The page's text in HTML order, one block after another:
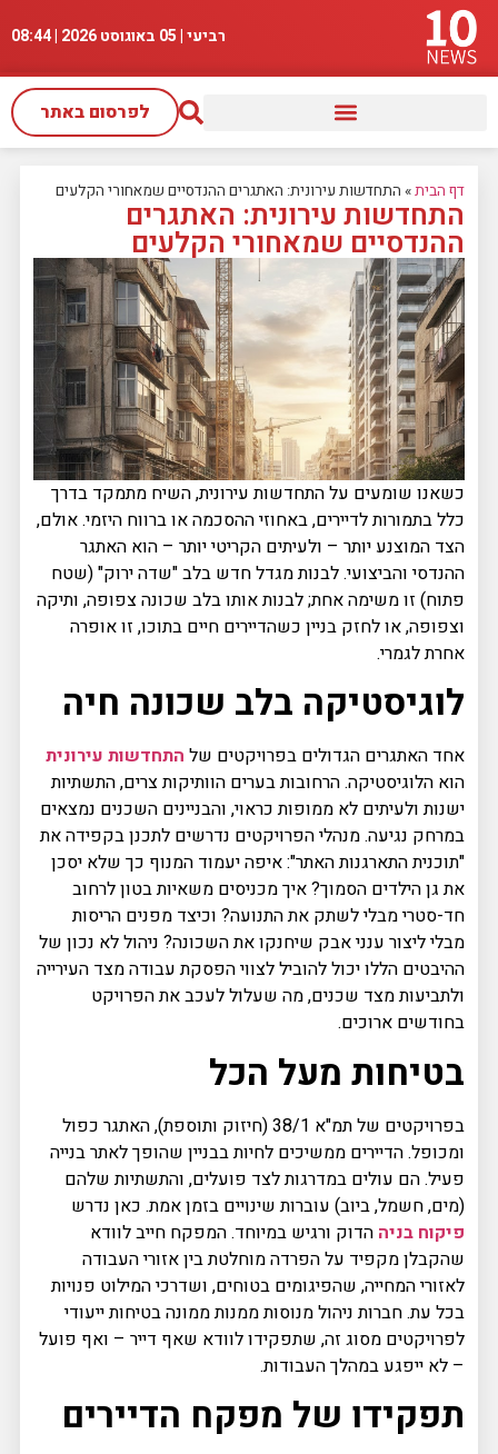
רביעי | 05 באוגוסט 2026 | 08:44
לפרסום באתר
דף הבית» התחדשות עירונית: האתגרים ההנדסיים שמאחורי הקלעים
התחדשות עירונית: האתגרים
ההנדסיים שמאחורי הקלעים
כשאנו שומעים על התחדשות עירונית, השיח מתמקד בדרך
כלל בתמורות לדיירים, באחוזי ההסכמה או ברווח היזמי. אולם,
הצד המוצנע יותר – ולעיתים הקריטי יותר – הוא האתגר
ההנדסי והביצועי. לבנות מגדל חדש בלב "שדה ירוק" (שטח
פתוח) זו משימה אחת; לבנות אותו בלב שכונה צפופה, ותיקה
וצפופה, או לחזק בניין כשהדיירים חיים בתוכו, זו אופרה
אחרת לגמרי.
לוגיסטיקה בלב שכונה חיה
אחד האתגרים הגדולים בפרויקטים של התחדשות עירונית
הוא הלוגיסטיקה. הרחובות בערים הוותיקות צרים, התשתיות
ישנות ולעיתים לא ממופות כראוי, והבניינים השכנים נמצאים
במרחק נגיעה. מנהלי הפרויקטים נדרשים לתכנן בקפידה את
"תוכנית התארגנות האתר": איפה יעמוד המנוף כך שלא יסכן
את גן הילדים הסמוך? איך מכניסים משאיות בטון לרחוב
חד-סטרי מבלי לשתק את התנועה? וכיצד מפנים הריסות
מבלי ליצור ענני אבק שיחנקו את השכונה? ניהול לא נכון של
ההיבטים הללו יכול להוביל לצווי הפסקת עבודה מצד העירייה
ולתביעות מצד שכנים, מה שעלול לעכב את הפרויקט
בחודשים ארוכים.
בטיחות מעל הכל
בפרויקטים של תמ"א 38/1 (חיזוק ותוספת), האתגר כפול
ומכופל. הדיירים ממשיכים לחיות בבניין שהופך לאתר בנייה
פעיל. הם עולים במדרגות לצד פועלים, והתשתיות שלהם
(מים, חשמל, ביוב) עוברות שינויים בזמן אמת. כאן נדרש
פיקוח בניה הדוק ורגיש במיוחד. המפקח חייב לוודא
שהקבלן מקפיד על הפרדה מוחלטת בין אזורי העבודה
לאזורי המחייה, שהפיגומים בטוחים, ושדרכי המילוט פנויות
בכל עת. חברות ניהול מנוסות ממנות ממונה בטיחות ייעודי
לפרויקטים מסוג זה, שתפקידו לוודא שאף דייר – ואף פועל
– לא ייפגע במהלך העבודות.
תפקידו של מפקח הדיירים